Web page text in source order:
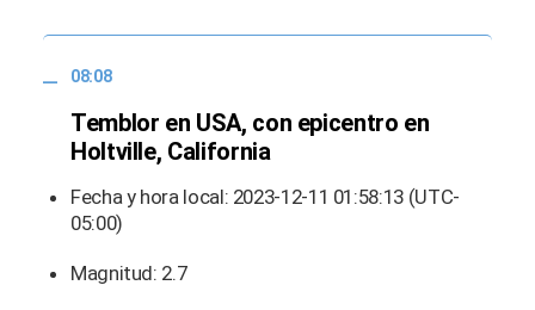
08:08
Temblor en USA, con epicentro en
Holtville, California
Fecha y hora local: 2023-12-11 01:58:13 (UTC-
05:00)
Magnitud: 2.7